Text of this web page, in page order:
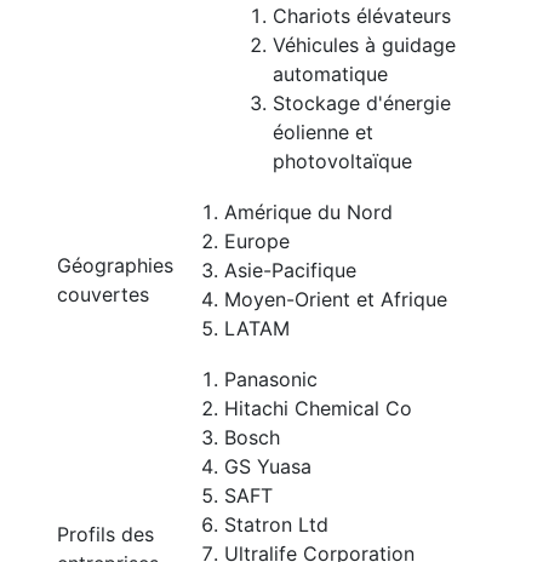
Chariots élévateurs
Véhicules à guidage
automatique
Stockage d'énergie
éolienne et
photovoltaïque
Géographies
couvertes
Amérique du Nord
Europe
Asie-Pacifique
Moyen-Orient et Afrique
LATAM
Profils des
Panasonic
Hitachi Chemical Co
Bosch
GS Yuasa
SAFT
Statron Ltd
Ultralife Corporation